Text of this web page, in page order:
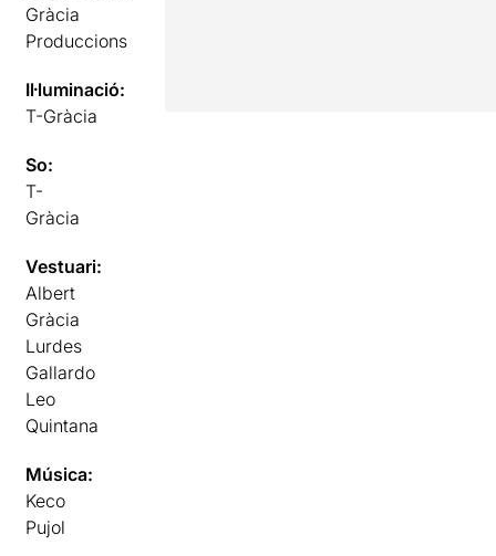
Gràcia
Produccions
Il·luminació:
T-Gràcia
So:
T-
Gràcia
Vestuari:
Albert
Gràcia
Lurdes
Gallardo
Leo
Quintana
Música:
Keco
Pujol